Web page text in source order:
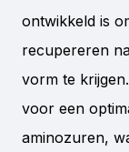
ontwikkeld is
recupereren
vorm te
voor een
aminozuren,